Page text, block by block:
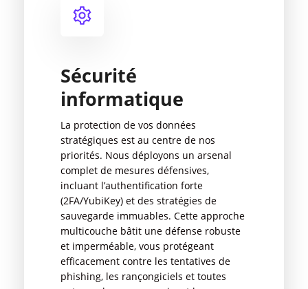
Sécurité
informatique
La protection de vos données
stratégiques est au centre de nos
priorités. Nous déployons un arsenal
complet de mesures défensives,
incluant l’authentification forte
(2FA/YubiKey) et des stratégies de
sauvegarde immuables. Cette approche
multicouche bâtit une défense robuste
et imperméable, vous protégeant
efficacement contre les tentatives de
phishing, les rançongiciels et toutes